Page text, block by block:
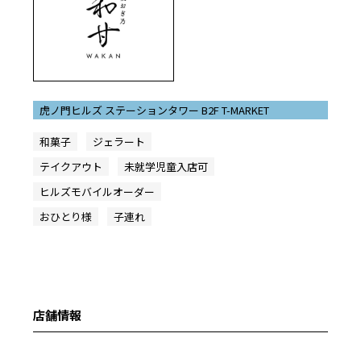
虎ノ門ヒルズ ステーションタワー B2F T-MARKET
和菓子
ジェラート
テイクアウト
未就学児童入店可
ヒルズモバイルオーダー
おひとり様
子連れ
店舗情報